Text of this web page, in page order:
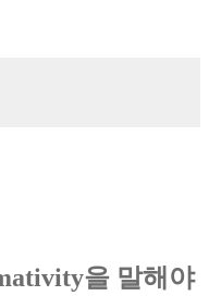
을 말해야